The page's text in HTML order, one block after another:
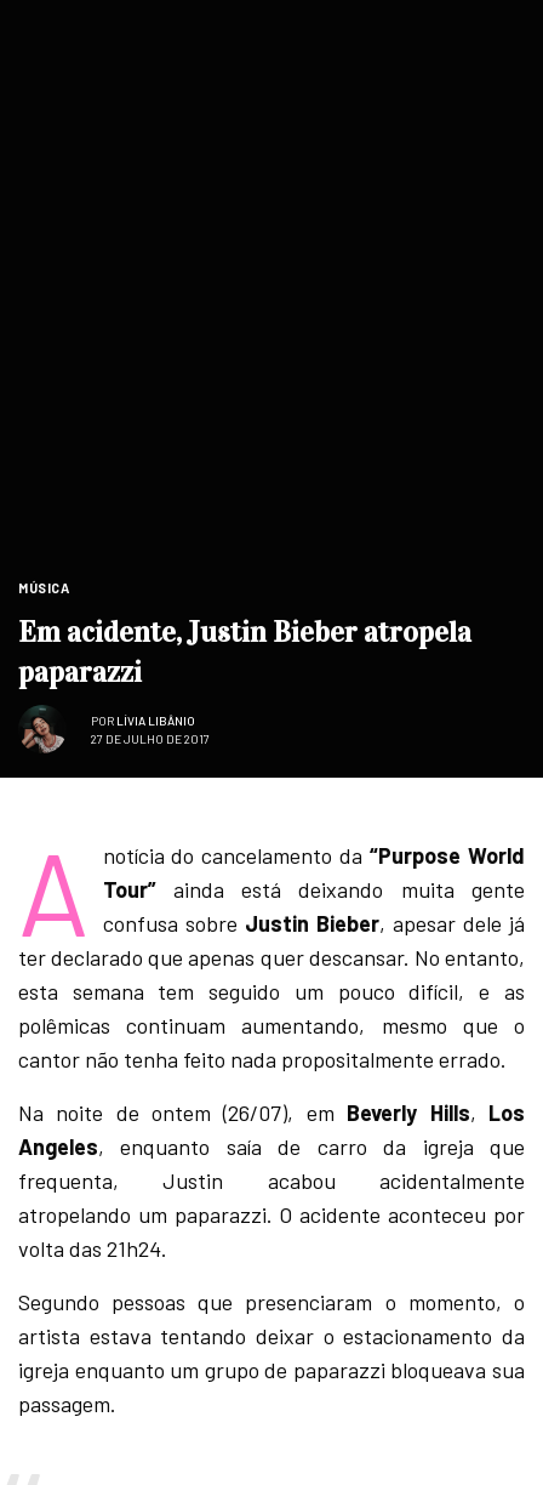
MÚSICA
Em acidente, Justin Bieber atropela
paparazzi
POR LÍVIA LIBÂNIO
27 DE JULHO DE 2017
A notícia do cancelamento da“Purpose World
Tour”ainda está deixando muita gente
confusa sobre Justin Bieber, apesar dele já
ter declarado que apenas quer descansar. No entanto,
esta semana tem seguido um pouco difícil, e as
polêmicas continuam aumentando, mesmo que o
cantor não tenha feito nada propositalmente errado.
Na noite de ontem (26/07), em Beverly Hills, Los
Angeles, enquanto saía de carro da igreja que
frequenta, Justin acabou acidentalmente
atropelando um paparazzi. O acidente aconteceu por
volta das 21h24.
Segundo pessoas que presenciaram o momento, o
artista estava tentando deixar o estacionamento da
igreja enquanto um grupo de paparazzi bloqueava sua
passagem.